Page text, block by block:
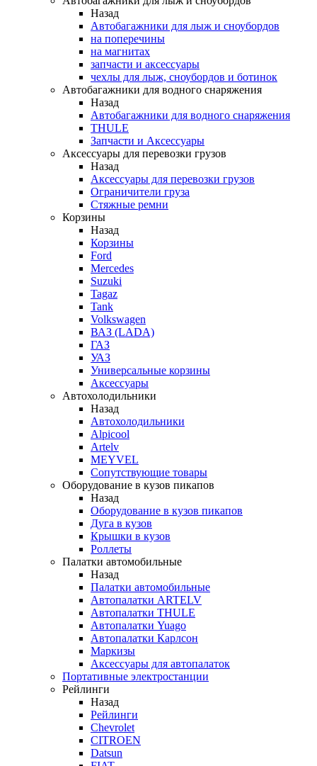
Назад
Автобагажники для лыж и сноубордов
на поперечины
на магнитах
запчасти и аксессуары
чехлы для лыж, сноубордов и ботинок
Автобагажники для водного снаряжения
Назад
Автобагажники для водного снаряжения
THULE
Запчасти и Аксессуары
Аксессуары для перевозки грузов
Назад
Аксессуары для перевозки грузов
Ограничители груза
Стяжные ремни
Корзины
Назад
Корзины
Ford
Mercedes
Suzuki
Tagaz
Tank
Volkswagen
ВАЗ (LADA)
ГАЗ
УАЗ
Универсальные корзины
Аксессуары
Автохолодильники
Назад
Автохолодильники
Alpicool
Artelv
MEYVEL
Сопутствующие товары
Оборудование в кузов пикапов
Назад
Оборудование в кузов пикапов
Дуга в кузов
Крышки в кузов
Роллеты
Палатки автомобильные
Назад
Палатки автомобильные
Автопалатки ARTELV
Автопалатки THULE
Автопалатки Yuago
Автопалатки Карлсон
Маркизы
Аксессуары для автопалаток
Портативные электростанции
Рейлинги
Назад
Рейлинги
Chevrolet
CITROEN
Datsun